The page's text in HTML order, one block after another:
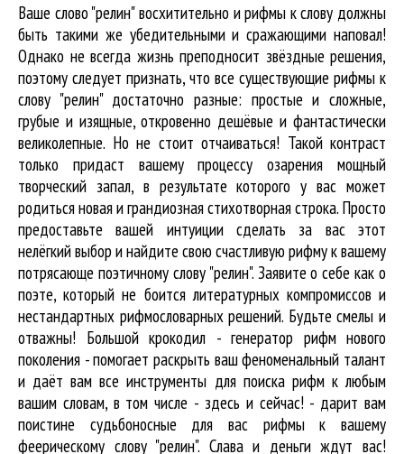
Ваше слово "релин" восхитительно и рифмы к слову должны
быть такими же убедительными и сражающими наповал!
Однако не всегда жизнь преподносит звёздные решения,
поэтому следует признать, что все существующие рифмы к
слову "релин" достаточно разные: простые и сложные,
грубые и изящные, откровенно дешёвые и фантастически
великолепные. Но не стоит отчаиваться! Такой контраст
только придаст вашему процессу озарения мощный
творческий запал, в результате которого у вас может
родиться новая и грандиозная стихотворная строка. Просто
предоставьте вашей интуиции сделать за вас этот
нелёгкий выбор и найдите свою счастливую рифму к вашему
потрясающе поэтичному слову "релин". Заявите о себе как о
поэте, который не боится литературных компромиссов и
нестандартных рифмословарных решений. Будьте смелы и
отважны! Большой крокодил - генератор рифм нового
поколения - помогает раскрыть ваш феноменальный талант
и даёт вам все инструменты для поиска рифмк любым
вашим словам, в том числе - здесь и сейчас! - дарит вам
поистине судьбоносные для вас рифмы к вашему
феерическому слову "релин". Слава и деньги ждут вас!